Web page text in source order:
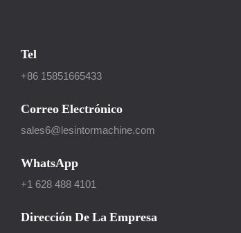
Tel
+86 15851665433
Correo Electrónico
sales6@lesintormachine.com
WhatsApp
+1 628 488 4101
Dirección De La Empresa